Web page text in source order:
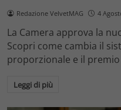
Redazione VelvetMAG 4
La Camera approva la
Scopri come cambia il
proporzionale e il
Leggi di più